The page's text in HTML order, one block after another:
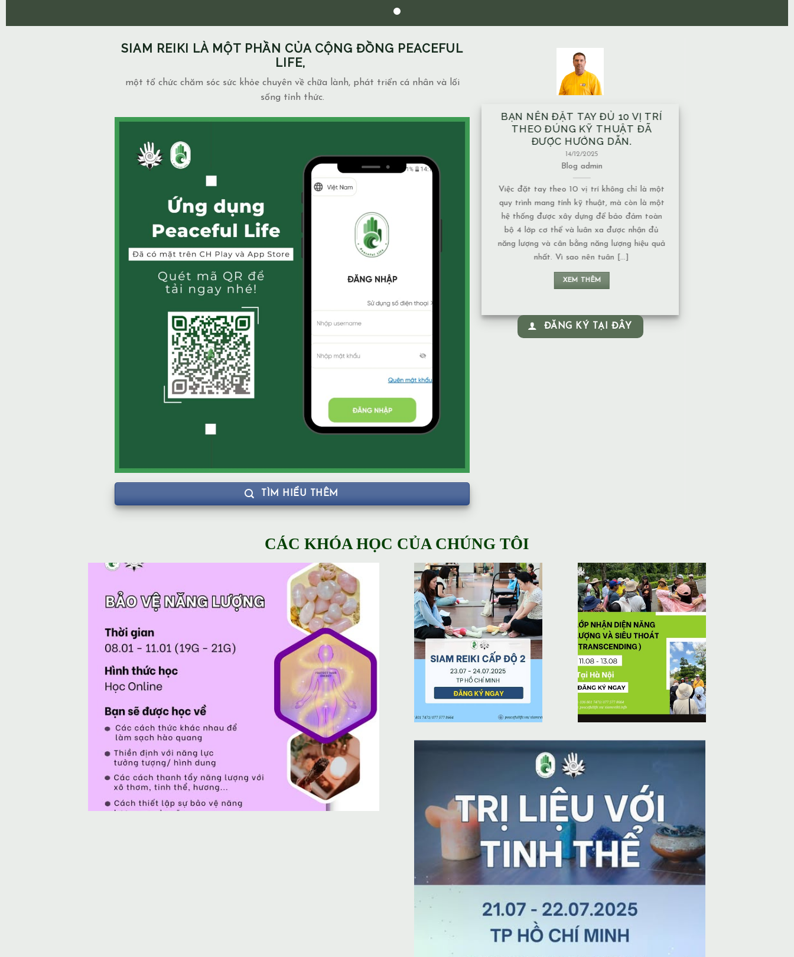
SIAM REIKI LÀ MỘT PHẦN CỦA CỘNG ĐỒNG PEACEFUL
LIFE,
một tổ chức chăm sóc sức khỏe chuyên về chữa lành, phát triển cá nhân và lối
sống tỉnh thức.
TÌM HIỂU THÊM
BẠN NÊN ĐẶT TAY ĐỦ 10 VỊ TRÍ
14/12/2025
Blogadmin
Việc đặt tay theo 10 vị trí không chỉ là một
hệ thống được xây dựng để bảo đảm toàn
bộ 4 lớp cơ thể và luân xa được nhận đủ
năng lượng và cân bằng năng lượng hiệu quả
nhất. Vì sao nên tuân [...]
XEM THÊM
NHÀ XÂY TRÊN MẠCH NƯỚC
NGẦM CÓ ẢNH HƯỞNG GÌ VỀ
MẶT NĂNG LƯỢNG KHÔNG?
13/12/2025
Blogadmin
Mạch nước ngầm có nhiều dạng khác nhau,
và mức độ ảnh hưởng về năng lượng cũng
phụ thuộc vào tính chất của nguồn nước: 1.
Nước chảy hay nước đọng – Nếu là nước
chảy, năng lượng thường chuyển động liên
tục nên không tạo ra ứ đọng. – Nếu là nước
đọng, lâu [...]
ĐĂNG KÝ TẠI ĐÂY
CÁC KHÓA HỌC CỦA CHÚNG TÔI